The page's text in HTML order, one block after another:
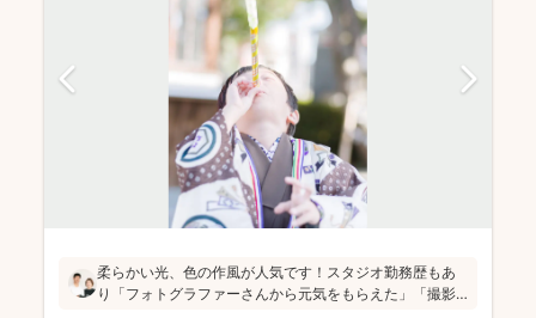
柔らかい光、色の作風が人気です！スタジオ勤務歴もあ
り「フォトグラファーさんから元気をもらえた」「撮影